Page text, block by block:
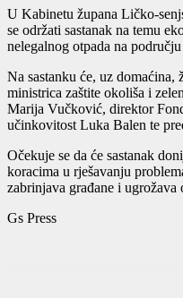
U Kabinetu župana Ličko-
se održati sastanak na temu
nelegalnog otpada na
Na sastanku će, uz domaćina,
ministrica zaštite okoliša i
Marija Vučković, direktor
učinkovitost Luka Balen te
Očekuje se da će sastanak
koracima u rješavanju
zabrinjava građane i ugrožava
Gs Press